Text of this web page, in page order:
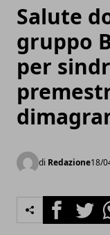
Salute
gruppo
per
di Redazione18/
FacebookTwitter